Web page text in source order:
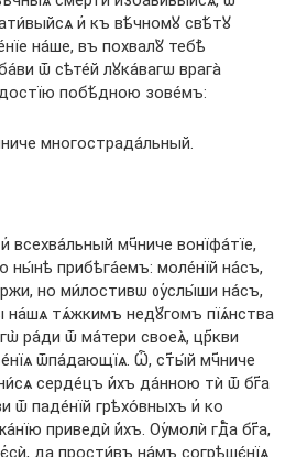
и҆ къ вѣ́чномꙋ свѣ́тꙋ
на́ше, въ похвалꙋ̀ тебѣ̀
ѿ сѣте́й лꙋка́вагѡ врага̀
побѣ́дною зове́мъ:
многострада́льный.
мч҃ниче вонїфа́тїе,
ны́нѣ прибѣга́емъ: моле́нїй на́съ,
но ми́лостивѡ ᲂу҆слы́ши на́съ,
на́шѧ тѧ́жкимъ недꙋ́гомъ пїѧ́нства
ра́ди ѿ ма́тери своеѧ̀, цр҃кви
ѿпа́дающїѧ. Ѽ, ст҃ы́й мч҃ниче
серде́цъ и҆̀хъ да́нною тѝ ѿ бг҃а
ѿ паде́нїй грѣхо́вныхъ и҆ ко
приведѝ и҆̀хъ. Оу҆молѝ гдⷭ҇а бг҃а,
да прости́въ на́мъ согрѣшє́нїѧ